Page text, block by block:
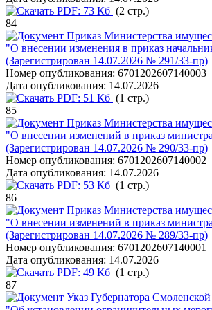
PDF: 73 Кб (2 стр.)
84
Приказ Министерства
"О внесении изменения в приказ
(Зарегистрирован 14.07.2026 № 291/33-пр)
Номер опубликования: 6701202607140003
Дата опубликования: 14.07.2026
PDF: 51 Кб (1 стр.)
85
Приказ Министерства
"О внесении изменений в приказ
(Зарегистрирован 14.07.2026 № 290/33-пр)
Номер опубликования: 6701202607140002
Дата опубликования: 14.07.2026
PDF: 53 Кб (1 стр.)
86
Приказ Министерства
"О внесении изменений в приказ
(Зарегистрирован 14.07.2026 № 289/33-пр)
Номер опубликования: 6701202607140001
Дата опубликования: 14.07.2026
PDF: 49 Кб (1 стр.)
87
Указ Губернатора